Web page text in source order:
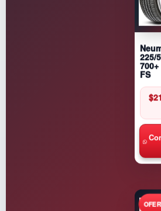
225/
FS
$